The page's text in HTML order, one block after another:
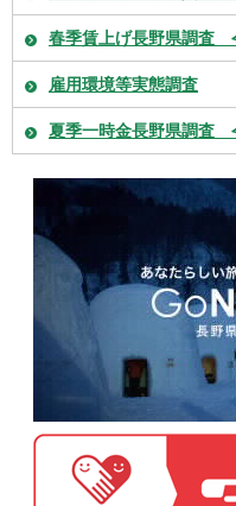
春季賃上げ長野県調査
雇用環境等実態調査
夏季一時金長野県調査